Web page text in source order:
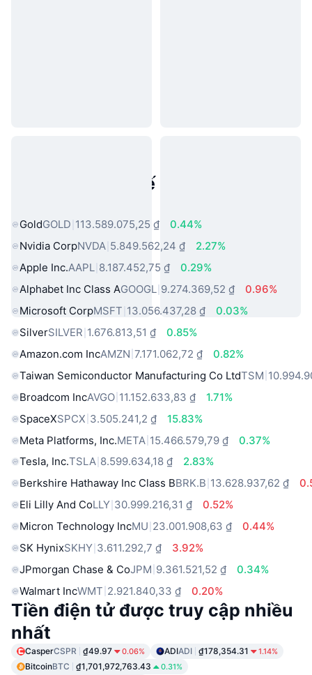
Tài sản trong thế giới thực phổ
GoldGOLD 113.589.075,25 ₫
0.44%
Nvidia CorpNVDA 5.849.562,24 ₫
2.27%
Apple Inc.AAPL 8.187.452,75 ₫
0.29%
Alphabet Inc Class AGOOGL 9.274.369,52 ₫
0.96%
Microsoft CorpMSFT 13.056.437,28 ₫
0.03%
SilverSILVER 1.676.813,51 ₫
0.85%
Amazon.com IncAMZN 7.171.062,72 ₫
0.82%
Taiwan Semiconductor Manufacturing Co LtdTSM
Broadcom IncAVGO 11.152.633,83 ₫
1.71%
SpaceXSPCX 3.505.241,2 ₫
15.83%
Meta Platforms, Inc.META 15.466.579,79 ₫
0.37%
Tesla, Inc.TSLA 8.599.634,18 ₫
2.83%
Berkshire Hathaway Inc Class BBRK.B 13.628.937,62 ₫
Eli Lilly And CoLLY 30.999.216,31 ₫
0.52%
Micron Technology IncMU 23.001.908,63 ₫
0.44%
SK HynixSKHY 3.611.292,7 ₫
3.92%
JPmorgan Chase & CoJPM 9.361.521,52 ₫
0.34%
Walmart IncWMT 2.921.840,33 ₫ 0.20%
Tiền điện tử được truy cập nhiều
nhất
CasperCSPR ₫49.97 0.06% ADIADI ₫178,354.31 1.14%
BitcoinBTC ₫1,701,972,763.43 0.31%